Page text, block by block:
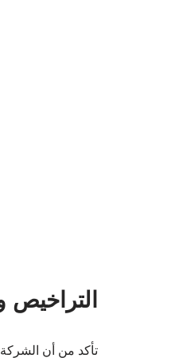
التراخيص
تأكد من أن